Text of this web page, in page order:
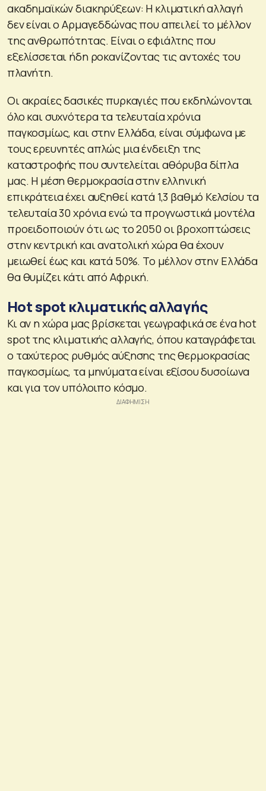
ακαδημαϊκών διακηρύξεων: Η κλιματική αλλαγή
δεν είναι ο Αρμαγεδδώνας που απειλεί το μέλλον
της ανθρωπότητας. Είναι ο εφιάλτης που
εξελίσσεται ήδη ροκανίζοντας τις αντοχές του
πλανήτη.
Οι ακραίες δασικές πυρκαγιές που εκδηλώνονται
όλο και συχνότερα τα τελευταία χρόνια
παγκοσμίως, και στην Ελλάδα, είναι σύμφωνα με
τους ερευνητές απλώς μια ένδειξη της
καταστροφής που συντελείται αθόρυβα δίπλα
μας. Η μέση θερμοκρασία στην ελληνική
επικράτεια έχει αυξηθεί κατά 1,3 βαθμό Κελσίου τα
τελευταία 30 χρόνια ενώ τα προγνωστικά μοντέλα
προειδοποιούν ότι ως το 2050 οι βροχοπτώσεις
στην κεντρική και ανατολική χώρα θα έχουν
μειωθεί έως και κατά 50%. Το μέλλον στην Ελλάδα
θα θυμίζει κάτι από Αφρική.
Hot spot κλιματικής αλλαγής
Κι αν η χώρα μας βρίσκεται γεωγραφικά σε ένα hot
spot της κλιματικής αλλαγής, όπου καταγράφεται
ο ταχύτερος ρυθμός αύξησης της θερμοκρασίας
παγκοσμίως, τα μηνύματα είναι εξίσου δυσοίωνα
και για τον υπόλοιπο κόσμο.